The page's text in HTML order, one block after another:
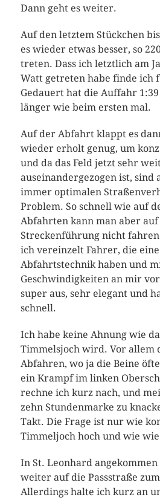
Dann geht es weiter.
Auf den letztem Stückchen
es wieder etwas besser, so
treten. Dass ich letztlich am
Watt getreten habe finde ich
Gedauert hat die Auffahr
länger wie beim ersten mal.
Auf der Abfahrt klappt es
wieder erholt genug, um
und da das Feld jetzt sehr
auseinandergezogen ist, sind
immer optimalen
Problem. So schnell wie auf
Abfahrten kann man aber
Streckenführung nicht
ich vereinzelt Fahrer, die
Abfahrtstechnik haben und
Geschwindigkeiten an mir
super aus, sehr elegant und
schnell.
Ich habe keine Ahnung wie
Timmelsjoch wird. Vor allem
Abfahren, wo ja die Beine
ein Krampf im linken
rechne ich kurz nach, und
zehn Stundenmarke zu
Takt. Die Frage ist nur wie
Timmeljoch hoch und wie
In St. Leonhard angekommen
weiter auf die Passstraße
Allerdings halte ich kurz an